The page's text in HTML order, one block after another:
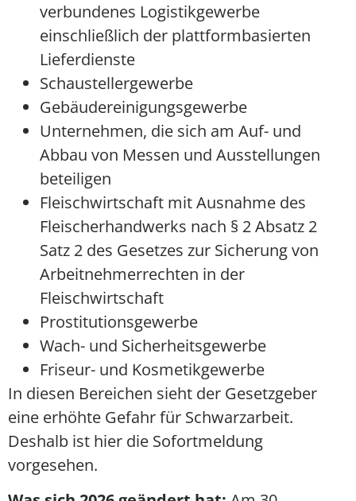
verbundenes Logistikgewerbe
einschließlich der plattformbasierten
Lieferdienste
Schaustellergewerbe
Gebäudereinigungsgewerbe
Unternehmen, die sich am Auf- und
Abbau von Messen und Ausstellungen
beteiligen
Fleischwirtschaft mit Ausnahme des
Fleischerhandwerks nach § 2 Absatz 2
Satz 2 des Gesetzes zur Sicherung von
Arbeitnehmerrechten in der
Fleischwirtschaft
Prostitutionsgewerbe
Wach- und Sicherheitsgewerbe
Friseur- und Kosmetikgewerbe
In diesen Bereichen sieht der Gesetzgeber
eine erhöhte Gefahr für Schwarzarbeit.
Deshalb ist hier die Sofortmeldung
vorgesehen.